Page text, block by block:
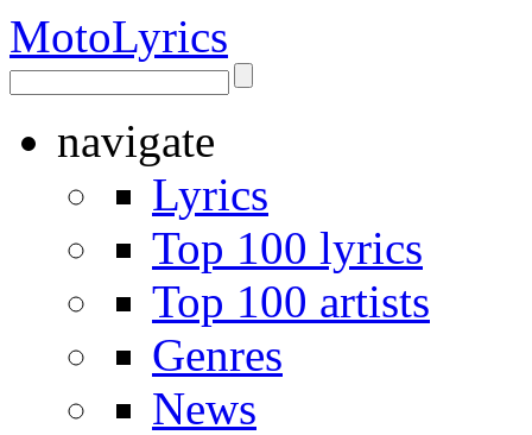
MotoLyrics
navigate
Lyrics
Top 100 lyrics
Top 100 artists
Genres
News